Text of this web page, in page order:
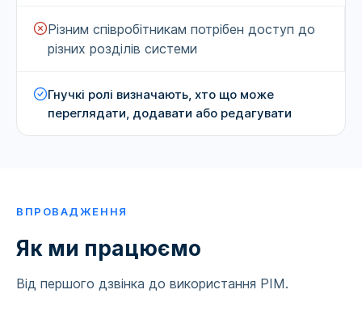
Різним співробітникам потрібен доступ до
різних розділів системи
Гнучкі ролі визначають, хто що може
переглядати, додавати або редагувати
ВПРОВАДЖЕННЯ
Як ми працюємо
Від першого дзвінка до використання PIM.